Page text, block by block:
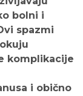
bolni i
spazmi
komplikacije
i obično